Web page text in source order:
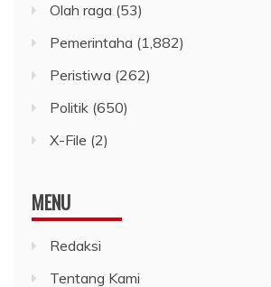
Olah raga (53)
Pemerintaha (1,882)
Peristiwa (262)
Politik (650)
X-File (2)
MENU
Redaksi
Tentang Kami